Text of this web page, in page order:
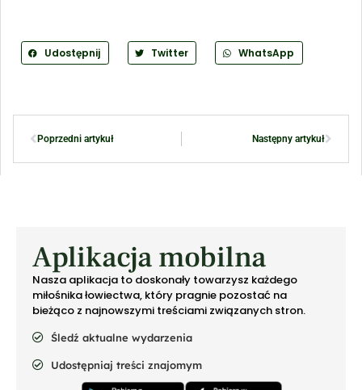
Udostępnij Twitter WhatsApp
Poprzedni artykuł Następny artykuł
Aplikacja mobilna
Nasza aplikacja to doskonały towarzysz każdego
miłośnika łowiectwa, który pragnie pozostać na
bieżąco z najnowszymi treściami związanych stron.
Śledź aktualne wydarzenia
Udostępniaj treści znajomym